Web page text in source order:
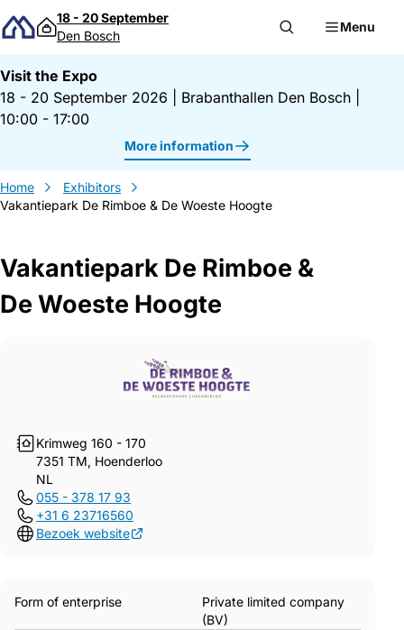
Skip to content
18 - 20 September
Den Bosch
Menu
Visit the Expo
18 - 20 September 2026
Brabanthallen Den Bosch
10:00 - 17:00
More information
Home
Exhibitors
Vakantiepark De Rimboe & De Woeste Hoogte
Vakantiepark De Rimboe &
De Woeste Hoogte
Krimweg 160 - 170
7351 TM, Hoenderloo
NL
055 - 378 17 93
+31 6 23716560
Bezoek website
Form of enterprise
Private limited company
(BV)